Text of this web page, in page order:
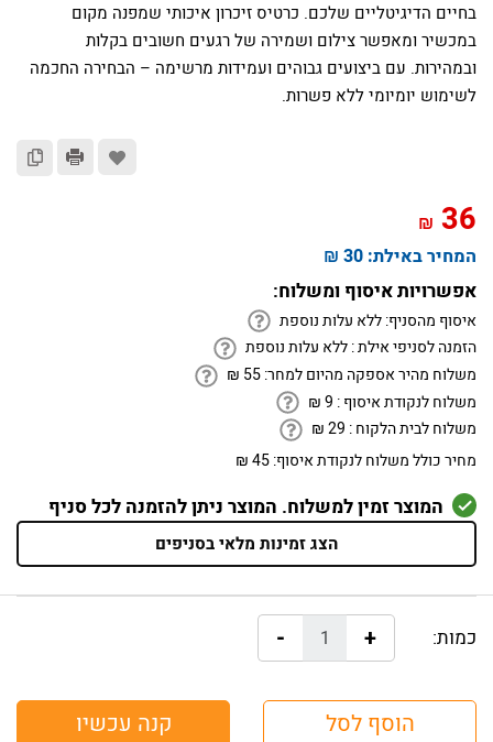
בחיים הדיגיטליים שלכם. כרטיס זיכרון איכותי שמפנה מקום
במכשיר ומאפשר צילום ושמירה של רגעים חשובים בקלות
ובמהירות. עם ביצועים גבוהים ועמידות מרשימה – הבחירה החכמה
לשימוש יומיומי ללא פשרות.
₪
36
₪
המחיר באילת: 30 ₪
אפשרויות איסוף ומשלוח:
איסוף מהסניף:ללא עלות נוספת
הזמנה לסניפי אילת :ללא עלות נוספת
משלוח מהיר אספקה מהיום למחר:
₪ 55
משלוח לנקודת איסוף :
₪9
משלוח לבית הלקוח :
₪29
מחיר כולל משלוח לנקודת איסוף:45 ₪
המוצר זמין למשלוח. המוצר ניתן להזמנה לכל סניף
הצג זמינות מלאי בסניפים
כמות: +
-
הוסף לסל קנה עכשיו